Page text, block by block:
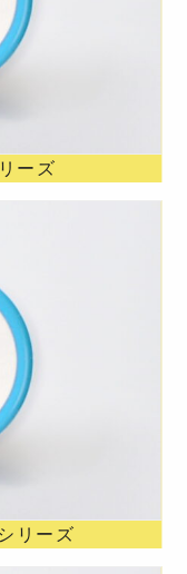
ーズ
リーズ